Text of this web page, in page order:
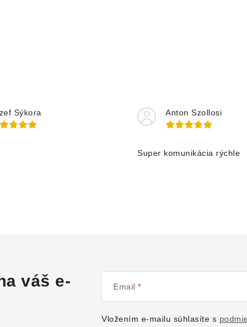
Sýkora Anton Szollosi
Super komunikácia rýchle
váš e-
Email
Vložením e-mailu súhlasíte s